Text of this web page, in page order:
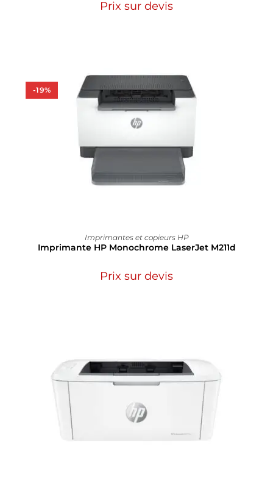
Prix sur devis
-19%
Imprimantes et copieurs HP
Imprimante HP Monochrome LaserJet M211d
Prix sur devis